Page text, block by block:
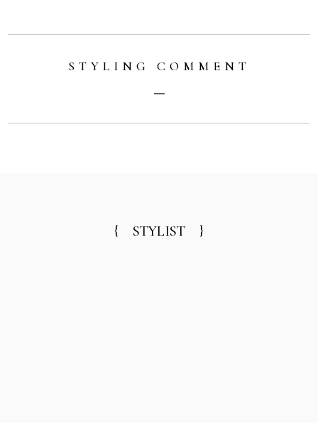
STYLING COMMENT
{ STYLIST }